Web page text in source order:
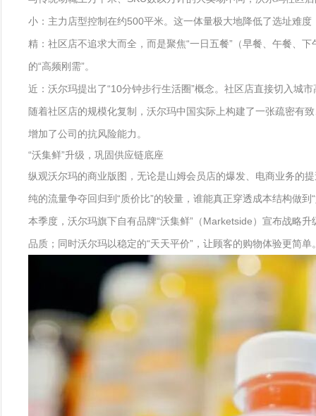
小：主力店型控制在约500平米。这一体量极大地降低了选址难
精：社区店不追求大而全，而是聚焦“一日五餐”（早餐、午餐、
的“高频刚需”。
近：沃尔玛提出了“10分钟步行生活圈”概念。社区店直接切入城
随着社区店的规模化复制，沃尔玛中国实际上构建了一张疏密有
增加了公司的抗风险能力。
“沃集鲜”升级，巩固供应链底座
纵观沃尔玛的商业版图，无论是山姆会员店的爆发、电商业务的
纯的流量争夺回归到“质价比”的较量，谁能真正穿透成本结构做到
本季度，沃尔玛旗下自有品牌“沃集鲜”（Marketside）宣布战略
品质；同时沃尔玛以稳定的“天天平价”，让顾客的购物体验更简单